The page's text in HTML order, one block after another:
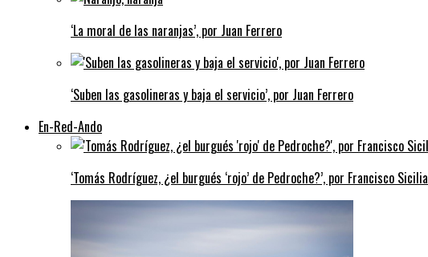
‘La moral de las naranjas’, por Juan Ferrero
‘Suben las gasolineras y baja el servicio’, por Juan Ferrero
En-Red-Ando
‘Tomás Rodríguez, ¿el burgués ‘rojo’ de Pedroche?’, por Francisco Sicilia